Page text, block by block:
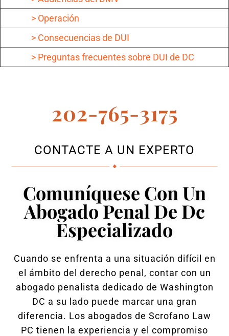
> Operación
> Consecuencias de DUI
> Preguntas frecuentes sobre DUI de DC
202-765-3175
CONTACTE A UN EXPERTO
Comuníquese Con Un
Abogado Penal De Dc
Especializado
Cuando se enfrenta a una situación difícil en
el ámbito del derecho penal, contar con un
abogado penalista dedicado de Washington
DC a su lado puede marcar una gran
diferencia. Los abogados de Scrofano Law
PC tienen la experiencia y el compromiso